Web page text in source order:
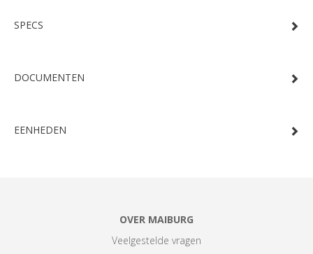
SPECS
DOCUMENTEN
EENHEDEN
OVER MAIBURG
Veelgestelde vragen